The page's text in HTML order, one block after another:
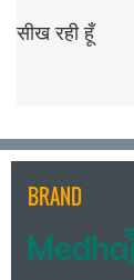
सीख रही हूँ
BRAND